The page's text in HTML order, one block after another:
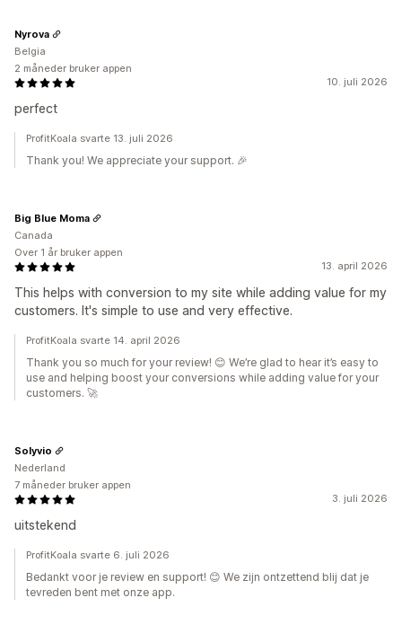
10. juli 2026
perfect
Nyrova
Belgia
2 måneder bruker appen
ProfitKoala svarte 13. juli 2026
Thank you! We appreciate your support. 🎉
13. april 2026
This helps with conversion to my site while adding value for my
customers. It's simple to use and very effective.
Big Blue Moma
Canada
Over 1 år bruker appen
ProfitKoala svarte 14. april 2026
Thank you so much for your review! 😊 We’re glad to hear it’s easy to
use and helping boost your conversions while adding value for your
customers. 🚀
3. juli 2026
uitstekend
Solyvio
Nederland
7 måneder bruker appen
ProfitKoala svarte 6. juli 2026
Bedankt voor je review en support! 😊 We zijn ontzettend blij dat je
tevreden bent met onze app.